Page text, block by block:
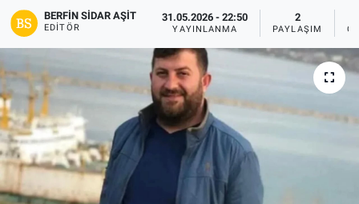
BERFIN SIDAR AŞİT
EDITÖR
31.05.2026 - 22:50
YAYINLANMA
2
PAYLAŞIM
Politika
Resmi İlanlar
Sağlık
Siyaset
Spor